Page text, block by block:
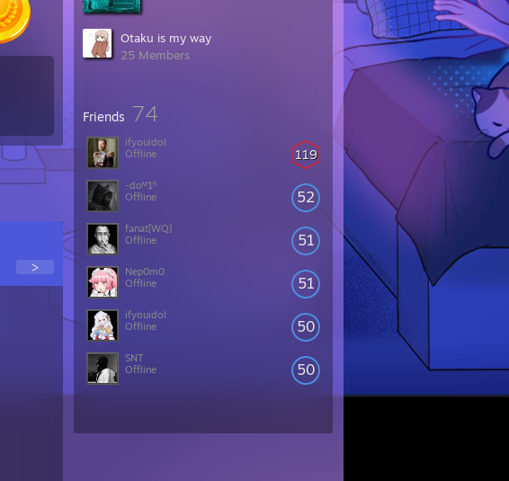
Otaku is my way
25 Members
Friends 74
119
ifyouidol
Offline
52
-doᴹ1ⁿ
Offline
51
fanat[WQ]
Offline
51
Nep0m0
Offline
50
ifyouidol
Offline
50
SNT
Offline
>